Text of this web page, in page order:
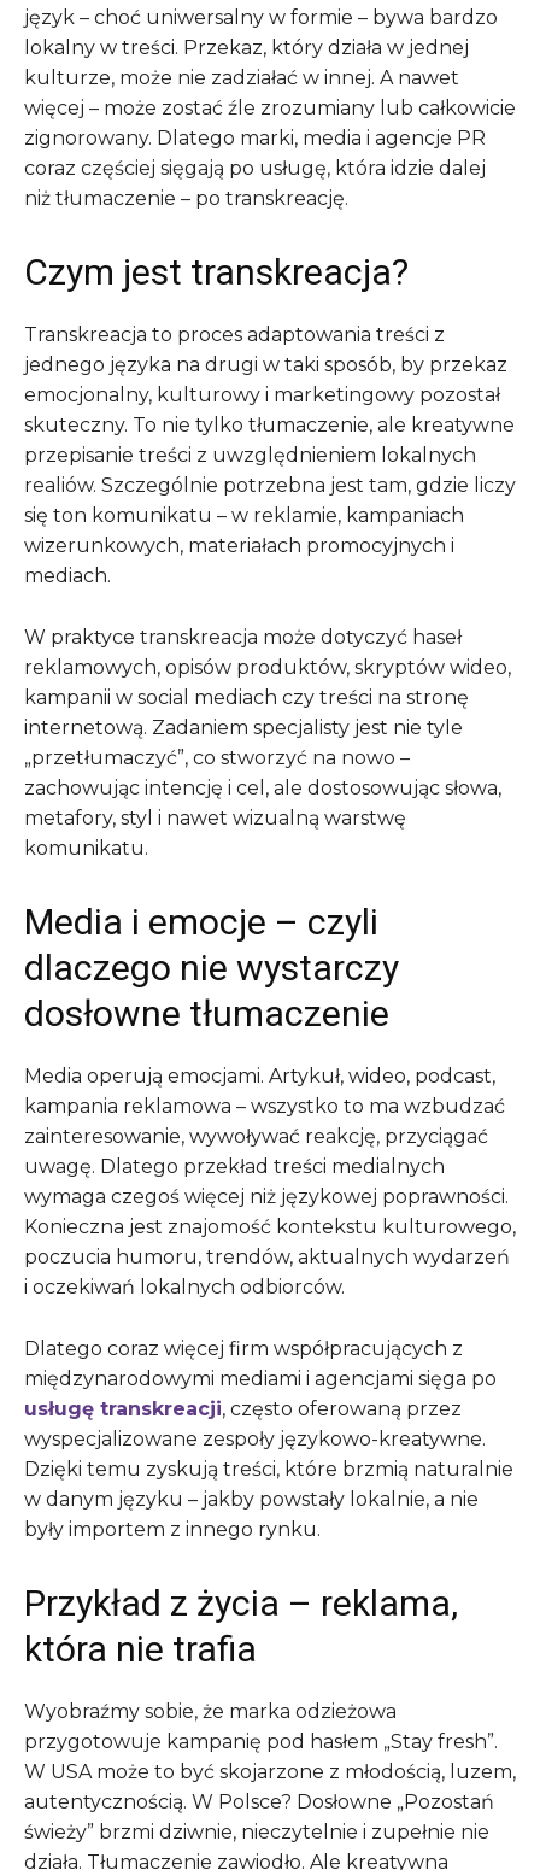
język – choć uniwersalny w formie – bywa bardzo
lokalny w treści. Przekaz, który działa w jednej
kulturze, może nie zadziałać w innej. A nawet
więcej – może zostać źle zrozumiany lub całkowicie
zignorowany. Dlatego marki, media i agencje PR
coraz częściej sięgają po usługę, która idzie dalej
niż tłumaczenie – po transkreację.
Czym jest transkreacja?
Transkreacja to proces adaptowania treści z
jednego języka na drugi w taki sposób, by przekaz
emocjonalny, kulturowy i marketingowy pozostał
skuteczny. To nie tylko tłumaczenie, ale kreatywne
przepisanie treści z uwzględnieniem lokalnych
realiów. Szczególnie potrzebna jest tam, gdzie liczy
się ton komunikatu – w reklamie, kampaniach
wizerunkowych, materiałach promocyjnych i
mediach.
W praktyce transkreacja może dotyczyć haseł
reklamowych, opisów produktów, skryptów wideo,
kampanii w social mediach czy treści na stronę
internetową. Zadaniem specjalisty jest nie tyle
„przetłumaczyć”, co stworzyć na nowo –
zachowując intencję i cel, ale dostosowując słowa,
metafory, styl i nawet wizualną warstwę
komunikatu.
Media i emocje – czyli
dlaczego nie wystarczy
dosłowne tłumaczenie
Media operują emocjami. Artykuł, wideo, podcast,
kampania reklamowa – wszystko to ma wzbudzać
zainteresowanie, wywoływać reakcję, przyciągać
uwagę. Dlatego przekład treści medialnych
wymaga czegoś więcej niż językowej poprawności.
Konieczna jest znajomość kontekstu kulturowego,
poczucia humoru, trendów, aktualnych wydarzeń
i oczekiwań lokalnych odbiorców.
Dlatego coraz więcej firm współpracujących z
międzynarodowymi mediami i agencjami sięga po
usługę transkreacji, często oferowaną przez
wyspecjalizowane zespoły językowo-kreatywne.
Dzięki temu zyskują treści, które brzmią naturalnie
w danym języku – jakby powstały lokalnie, a nie
były importem z innego rynku.
Przykład z życia – reklama,
która nie trafia
Wyobraźmy sobie, że marka odzieżowa
przygotowuje kampanię pod hasłem „Stay fresh”.
W USA może to być skojarzone z młodością, luzem,
autentycznością. W Polsce? Dosłowne „Pozostań
świeży” brzmi dziwnie, nieczytelnie i zupełnie nie
działa. Tłumaczenie zawiodło. Ale kreatywna